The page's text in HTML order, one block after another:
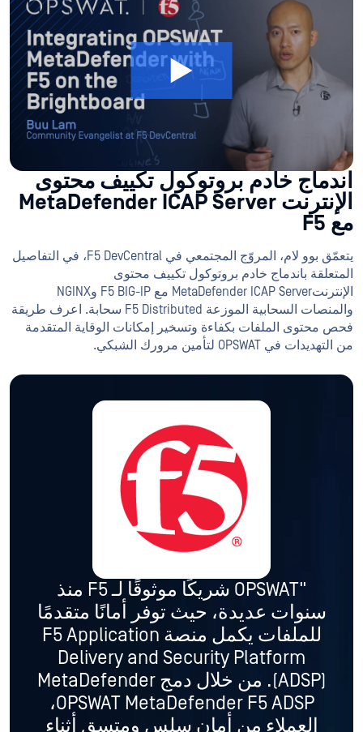
اندماج خادم بروتوكول تكييف محتوى
الإنترنت MetaDefender ICAP Server
مع F5
يتعمّق بوو لام، المروّج المجتمعي في F5 DevCentral، في التفاصيل
المتعلقة باندماج خادم بروتوكول تكييف محتوى
الإنترنتMetaDefender ICAP Server مع F5 BIG-IP وNGINX
والمنصات السحابية الموزعة F5 Distributed سحابة. اعرف طريقة
فحص محتوى الملفات بكفاءة وتسخير إمكانات الوقاية المتقدمة
من التهديدات في OPSWAT لتأمين مرورك الشبكي.
"OPSWAT شريكًا موثوقًا لـ F5 منذ
سنوات عديدة، حيث توفر أمانًا متقدمًا
للملفات يكمل منصة F5 Application
Delivery and Security Platform
(ADSP). من خلال دمج MetaDefender
OPSWAT MetaDefender F5 ADSP،
العملاء من أمان سلس ومتسق أثناء